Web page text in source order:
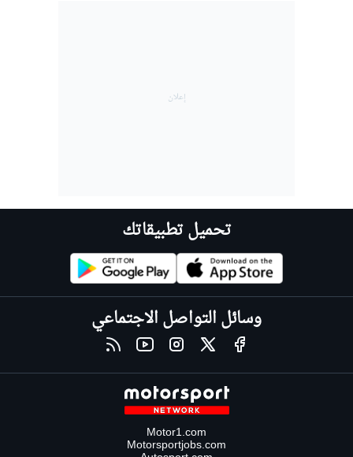
تحميل تطبيقاتك
وسائل التواصل الاجتماعي
Motor1.com
Motorsportjobs.com